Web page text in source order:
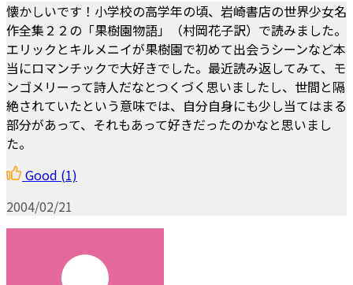
懐かしいです！小学校の高学年の頃、岩崎書店の世界少女名
作全集２２の「果樹園物語」（村岡花子訳）で読みました。
エリックとキルメニイが果樹園で初めて出会うシーンなど本
当にロマンチックで大好きでした。最近読み返してみて、モ
ンゴメリーって詩人だなとつくづく思いましたし、世間と隔
絶されていたという意味では、自分自身にも少し当てはまる
部分があって、それもあって好きだったのかなと思いまし
た。
Good (1)
2004/02/21